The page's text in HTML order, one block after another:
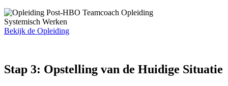
Bekijk de Opleiding
Stap 3: Opstelling van de Huidige Situatie